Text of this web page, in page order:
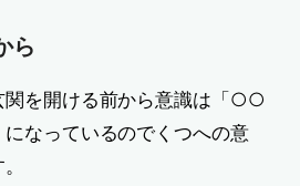
ら
関を開ける前から意識は「○○
なっているのでくつへの意